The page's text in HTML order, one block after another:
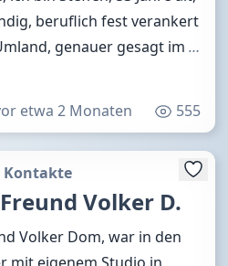
beruflich fest verankert
genauer gesagt im …
etwa 2 Monaten 555
Kontakte
Volker D.
Volker Dom, war in den